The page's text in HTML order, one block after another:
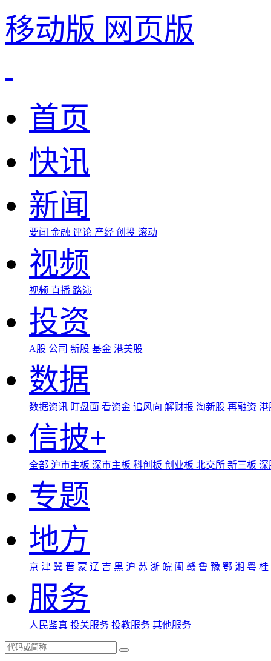
移动版 网页版
首页
快讯
新闻
要闻 金融 评论 产经 创投 滚动
视频
视频 直播 路演
投资
A股 公司 新股 基金 港美股
数据
数据资讯 盯盘面 看资金 追风向 解财报 淘新股 再融资
信披+
全部 沪市主板 深市主板 科创板 创业板 北交所 新三板
专题
地方
京 津 冀 晋 蒙 辽 吉 黑 沪 苏 浙 皖 闽 赣 鲁 豫 鄂 湘 粤 桂
服务
人民鉴真 投关服务 投教服务 其他服务